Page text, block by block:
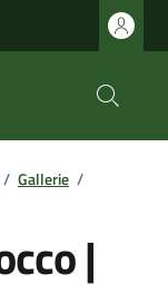
/ Gallerie /
|